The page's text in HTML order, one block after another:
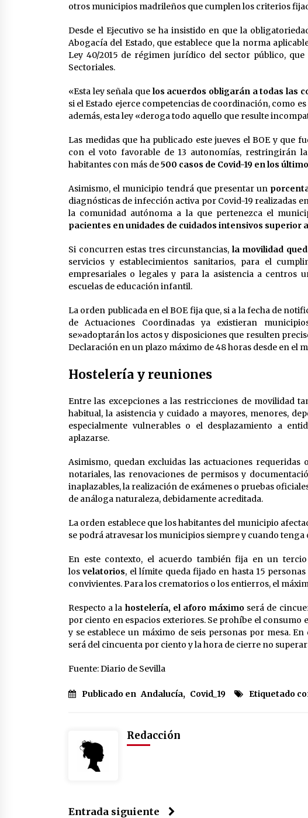
otros municipios madrileños que cumplen los criterios
Desde el Ejecutivo se ha insistido en que la
Abogacía del Estado, que establece que la norma
Ley 40/2015 de régimen jurídico del sector público,
Sectoriales.
«Esta ley señala que los acuerdos obligarán a todas las
si el Estado ejerce competencias de coordinación, como
además, esta ley «deroga todo aquello que resulte
Las medidas que ha publicado este jueves el BOE y que
con el voto favorable de 13 autonomías, restringirán
habitantes con más de500 casos de Covid-19 en los
Asimismo, el municipio tendrá que presentar un
diagnósticas de infección activa por Covid-19 realizadas
la comunidad autónoma a la que pertenezca el
pacientes en unidades de cuidados intensivos superior
Si concurren estas tres circunstancias, la movilidad
servicios y establecimientos sanitarios, para el
empresariales o legales y para la asistencia a centros
escuelas de educación infantil.
La orden publicada en el BOE fija que, si a la fecha de
de Actuaciones Coordinadas ya existieran
se»adoptarán los actos y disposiciones que resulten
Declaración en un plazo máximo de 48 horas desde en el
Hostelería y reuniones
Entre las excepciones a las restricciones de movilidad
habitual, la asistencia y cuidado a mayores, menores,
especialmente vulnerables o el desplazamiento a
aplazarse.
Asimismo, quedan excluidas las actuaciones
notariales, las renovaciones de permisos y
inaplazables, la realización de exámenes o pruebas
de análoga naturaleza, debidamente acreditada.
La orden establece que los habitantes del municipio
se podrá atravesar los municipios siempre y cuando
En este contexto, el acuerdo también fija en un
losvelatorios, el límite queda fijado en hasta 15
convivientes. Para los crematorios o los entierros, el
Respecto a la hostelería, el aforo máximo será de
por ciento en espacios exteriores. Se prohíbe el consumo
y se establece un máximo de seis personas por mesa.
será del cincuenta por ciento y la hora de cierre no
Fuente: Diario de Sevilla
Publicado en Andalucía, Covid_19 Etiquetado
Redacción
Entrada siguiente